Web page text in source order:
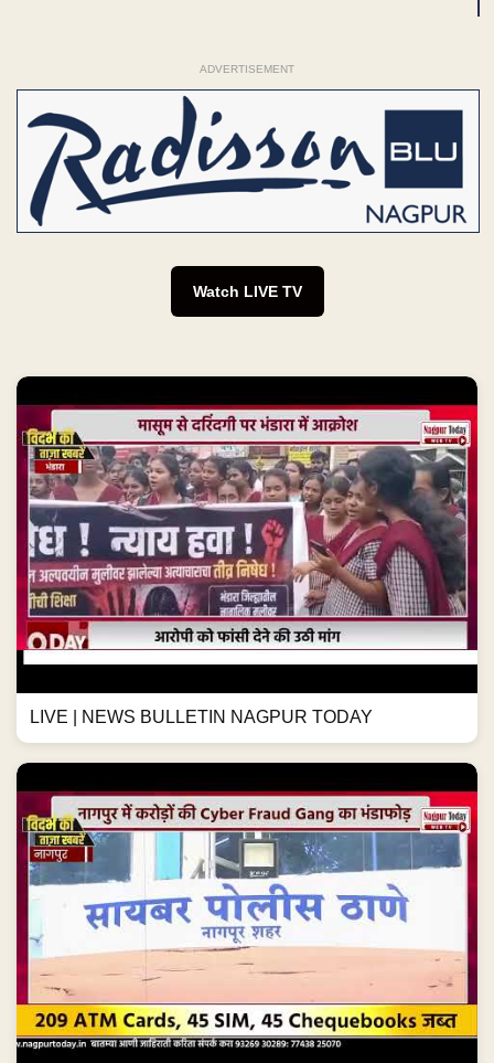
ADVERTISEMENT
Watch LIVE TV
LIVE | NEWS BULLETIN NAGPUR TODAY